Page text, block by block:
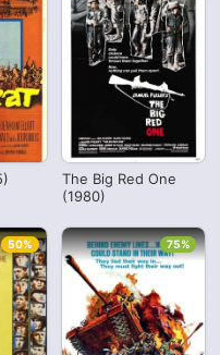
The Big Red One
(1980)
50% 75%